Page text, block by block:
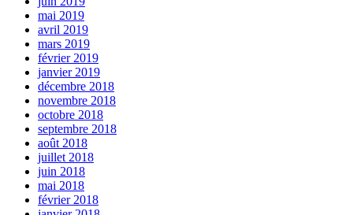
mai 2019
avril 2019
mars 2019
février 2019
janvier 2019
décembre 2018
novembre 2018
octobre 2018
septembre 2018
août 2018
juillet 2018
juin 2018
mai 2018
février 2018